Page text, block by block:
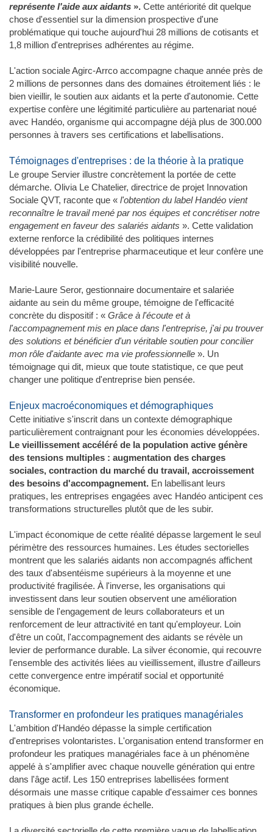
représente l'aide aux aidants ». Cette antériorité dit quelque
chose d'essentiel sur la dimension prospective d'une
problématique qui touche aujourd'hui 28 millions de cotisants et
1,8 million d'entreprises adhérentes au régime.
L'action sociale Agirc-Arrco accompagne chaque année près de
2 millions de personnes dans des domaines étroitement liés : le
bien vieillir, le soutien aux aidants et la perte d'autonomie. Cette
expertise confère une légitimité particulière au partenariat noué
avec Handéo, organisme qui accompagne déjà plus de 300.000
personnes à travers ses certifications et labellisations.
Témoignages d'entreprises : de la théorie à la pratique
Le groupe Servier illustre concrètement la portée de cette
démarche. Olivia Le Chatelier, directrice de projet Innovation
Sociale QVT, raconte que « l'obtention du label Handéo vient
reconnaître le travail mené par nos équipes et concrétiser notre
engagement en faveur des salariés aidants ». Cette validation
externe renforce la crédibilité des politiques internes
développées par l'entreprise pharmaceutique et leur confère une
visibilité nouvelle.
Marie-Laure Seror, gestionnaire documentaire et salariée
aidante au sein du même groupe, témoigne de l'efficacité
concrète du dispositif : « Grâce à l'écoute et à
l'accompagnement mis en place dans l'entreprise, j'ai pu trouver
des solutions et bénéficier d'un véritable soutien pour concilier
mon rôle d'aidante avec ma vie professionnelle ». Un
témoignage qui dit, mieux que toute statistique, ce que peut
changer une politique d'entreprise bien pensée.
Enjeux macroéconomiques et démographiques
Cette initiative s'inscrit dans un contexte démographique
particulièrement contraignant pour les économies développées.
Le vieillissement accéléré de la population active génère
des tensions multiples : augmentation des charges
sociales, contraction du marché du travail, accroissement
des besoins d'accompagnement. En labellisant leurs
pratiques, les entreprises engagées avec Handéo anticipent ces
transformations structurelles plutôt que de les subir.
L'impact économique de cette réalité dépasse largement le seul
périmètre des ressources humaines. Les études sectorielles
montrent que les salariés aidants non accompagnés affichent
des taux d'absentéisme supérieurs à la moyenne et une
productivité fragilisée. À l'inverse, les organisations qui
investissent dans leur soutien observent une amélioration
sensible de l'engagement de leurs collaborateurs et un
renforcement de leur attractivité en tant qu'employeur. Loin
d'être un coût, l'accompagnement des aidants se révèle un
levier de performance durable. La silver économie, qui recouvre
l'ensemble des activités liées au vieillissement, illustre d'ailleurs
cette convergence entre impératif social et opportunité
économique.
Transformer en profondeur les pratiques managériales
L'ambition d'Handéo dépasse la simple certification
d'entreprises volontaristes. L'organisation entend transformer en
profondeur les pratiques managériales face à un phénomène
appelé à s'amplifier avec chaque nouvelle génération qui entre
dans l'âge actif. Les 150 entreprises labellisées forment
désormais une masse critique capable d'essaimer ces bonnes
pratiques à bien plus grande échelle.